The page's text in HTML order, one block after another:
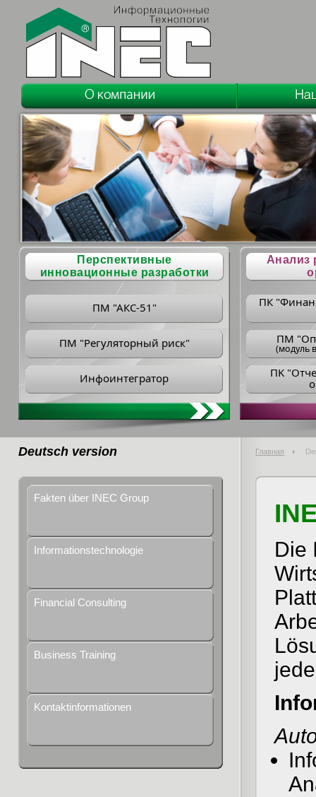
Перспективные
инновационные разработки
ПМ "АКС-51"
ПМ "Регуляторный риск"
Инфоинтегратор
Анализ
ПК
ПM
(модуль
ПK
Deutsch version Главная
Fakten über INEC Group
Informationstechnologie
Financial Consulting
Business Training
Kontaktinformationen
Die